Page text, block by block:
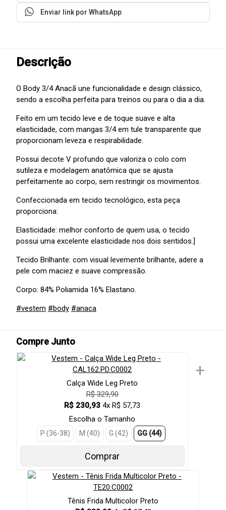
Enviar link por WhatsApp
Descrição
O Body 3/4 Anacã une funcionalidade e design clássico,
sendo a escolha perfeita para treinos ou para o dia a dia.
Feito em um tecido leve e de toque suave e alta
elasticidade, com mangas 3/4 em tule transparente que
proporcionam leveza e respirabilidade.
Possui decote V profundo que valoriza o colo com
sutileza e modelagem anatômica que se ajusta
perfeitamente ao corpo, sem restringir os movimentos.
Confeccionada em tecido tecnológico, esta peça
proporciona:
Elasticidade: melhor conforto de quem usa, o tecido
possui uma excelente elasticidade nos dois sentidos.]
Tecido Brilhante: com visual levemente brilhante, adere a
pele com maciez e suave compressão.
Corpo: 84% Poliamida 16% Elastano.
#vestem #body #anaca
Compre Junto
Calça Wide Leg Preto
R$ 329,90
R$ 230,93 4x R$ 57,73
Escolha o Tamanho
P (36-38) M (40) G (42) GG (44)
Comprar
+
Tênis Frida Multicolor Preto